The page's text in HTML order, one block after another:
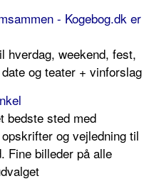
- Kogebog.dk er
hverdag, weekend, fest,
og teater + vinforslag
bedste sted med
og vejledning til
Fine billeder på alle